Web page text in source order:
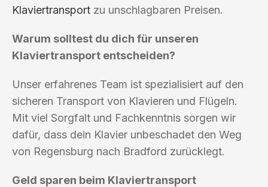
Klaviertransport zu unschlagbaren Preisen.
Warum solltest du dich für unseren
Klaviertransport entscheiden?
Unser erfahrenes Team ist spezialisiert auf den
sicheren Transport von Klavieren und Flügeln.
Mit viel Sorgfalt und Fachkenntnis sorgen wir
dafür, dass dein Klavier unbeschadet den Weg
von Regensburg nach Bradford zurücklegt.
Geld sparen beim Klaviertransport